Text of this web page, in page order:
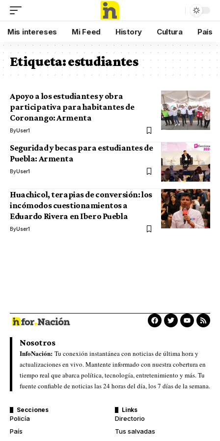
Mis intereses Mi Feed History Cultura País
Etiqueta:estudiantes
Apoyo a los estudiantes y obra
participativa para habitantes de
Coronango: Armenta
ByUser1
Seguridad y becas para estudiantes de
Puebla: Armenta
ByUser1
Huachicol, terapias de conversión: los
incómodos cuestionamientos a
Eduardo Rivera en Ibero Puebla
ByUser1
Nosotros
InfoNación: Tu conexión instantánea con noticias de última hora y
actualizaciones en vivo. Mantente informado con nuestra cobertura en
tiempo real que abarca política, tecnología, entretenimiento y más. Tu
fuente confiable de noticias las 24 horas del día, los 7 días de la semana.
Secciones
Policía
País
Links
Directorio
Tus salvadas